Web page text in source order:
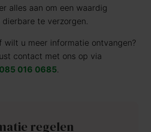
alles aan om een waardig
te verzorgen.
wilt u meer informatie ontvangen?
contact met ons op via
085 016 0685.
regelen